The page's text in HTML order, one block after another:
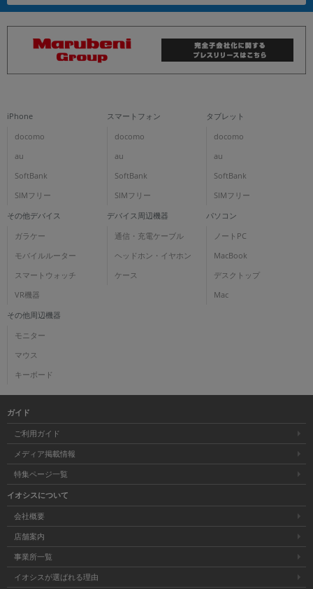
iPhone
docomo
au
SoftBank
SIMフリー
スマートフォン
docomo
au
SoftBank
SIMフリー
タブレット
docomo
au
SoftBank
SIMフリー
その他デバイス
ガラケー
モバイルルーター
スマートウォッチ
VR機器
デバイス周辺機器
通信・充電ケーブル
ヘッドホン・イヤホン
ケース
パソコン
ノートPC
MacBook
デスクトップ
Mac
その他周辺機器
モニター
マウス
キーボード
ガイド
ご利用ガイド
メディア掲載情報
特集ページ一覧
イオシスについて
会社概要
店舗案内
事業所一覧
イオシスが選ばれる理由